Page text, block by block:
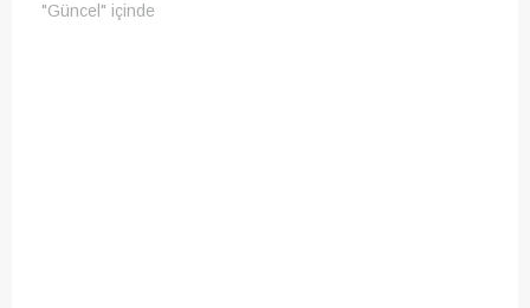
"Güncel" içinde